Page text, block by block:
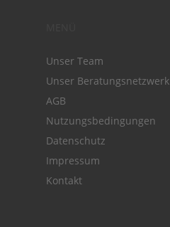
Unser Team
Unser Beratungsnetzwerk
AGB
Nutzungsbedingungen
Datenschutz
Impressum
Kontakt